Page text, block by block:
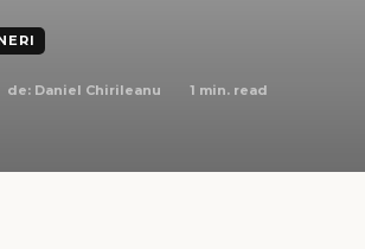
de: Daniel Chirileanu 1 min. read